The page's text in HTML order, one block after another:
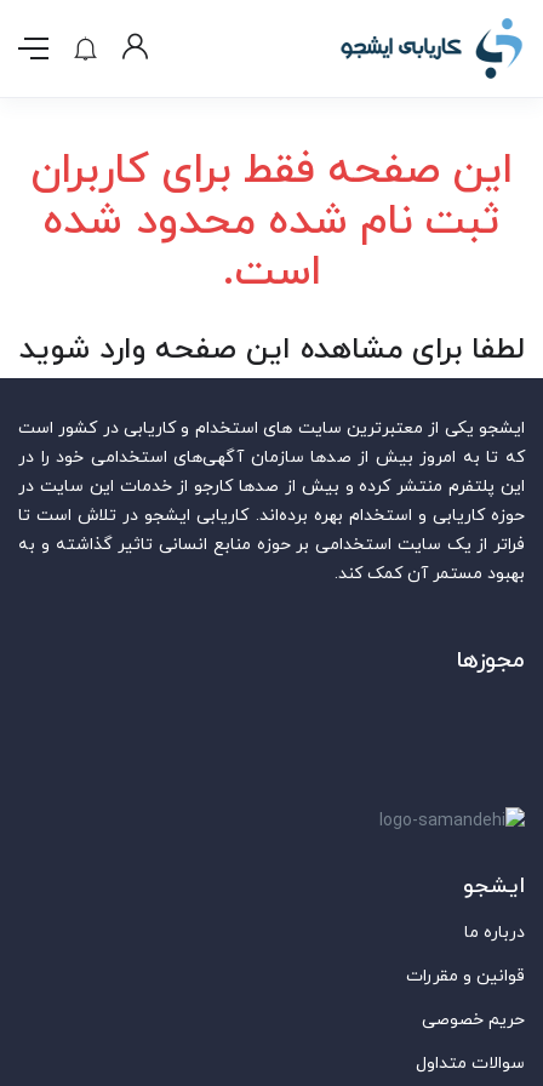
این صفحه فقط برای کاربران
ثبت نام شده محدود شده
است.
لطفا برای مشاهده این صفحه وارد شوید
ایشجو یکی از معتبرترین سایت‌ های استخدام و کاریابی در کشور است
که تا به امروز بیش از صدها سازمان آگهی‌های استخدامی خود را در
این پلتفرم منتشر کرده و بیش از صدها کارجو از خدمات این سایت در
حوزه کاریابی و استخدام بهره برده‌اند. کاریابی ایشجو در تلاش است تا
فراتر از یک سایت استخدامی بر حوزه منابع انسانی تاثیر گذاشته و به
بهبود مستمر آن کمک کند.
مجوزها
ایشجو
درباره ما
قوانین و مقررات
حریم خصوصی
سوالات متداول